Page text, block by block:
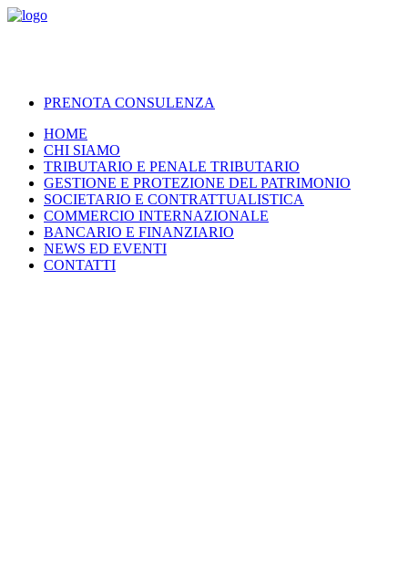
PRENOTA CONSULENZA
HOME
CHI SIAMO
TRIBUTARIO E PENALE TRIBUTARIO
GESTIONE E PROTEZIONE DEL PATRIMONIO
SOCIETARIO E CONTRATTUALISTICA
COMMERCIO INTERNAZIONALE
BANCARIO E FINANZIARIO
NEWS ED EVENTI
CONTATTI